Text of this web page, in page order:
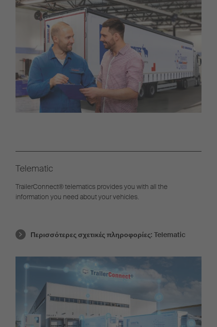
Telematic
TrailerConnect® telematics provides you with all the
information you need about your vehicles.
Περισσότερες σχετικές πληροφορίες: Telematic